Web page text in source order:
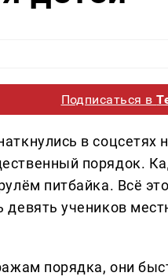
Подписаться в
в соцсетях
порядок.
питбайка. Всё
девять учеников
порядка, они